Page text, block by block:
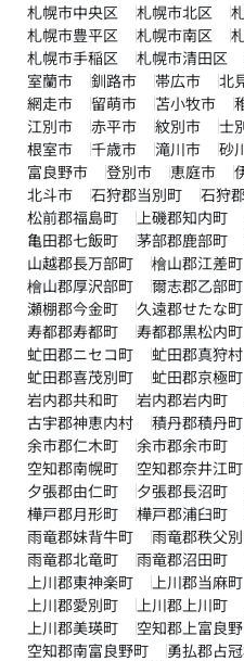
札幌市中央区 札幌市北区
札幌市豊平区
札幌市南区
札幌市手稲区
札幌市清田区
室蘭市
釧路市 帯広市 北
網走市
留萌市 苫小牧市
江別市
赤平市 紋別市 士
根室市
千歳市 滝川市 砂
富良野市
登別市 恵庭市
北斗市
石狩郡当別町 石狩
松前郡福島町
上磯郡知内町
亀田郡七飯町
茅部郡鹿部町
山越郡長万部町
檜山郡江差町
檜山郡厚沢部町
爾志郡乙部町
瀬棚郡今金町
久遠郡せたな町
寿都郡寿都町
寿都郡黒松内町
虻田郡ニセコ町
虻田郡真狩村
虻田郡喜茂別町
虻田郡京極町
岩内郡共和町
岩内郡岩内町
古宇郡神恵内村
積丹郡積丹町
余市郡仁木町
余市郡余市町
空知郡南幌町
空知郡奈井江町
夕張郡由仁町
夕張郡長沼町
樺戸郡月形町
樺戸郡浦臼町
雨竜郡妹背牛町
雨竜郡秩父
雨竜郡北竜町
雨竜郡沼田町
上川郡東神楽町
上川郡当麻町
上川郡愛別町
上川郡上川町
上川郡美瑛町
空知郡上富良
空知郡南富良野町
勇払郡占